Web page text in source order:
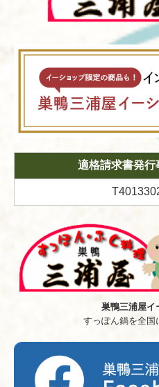
適格請求書発
巣鴨三浦屋イ
すっぽん鍋を全国